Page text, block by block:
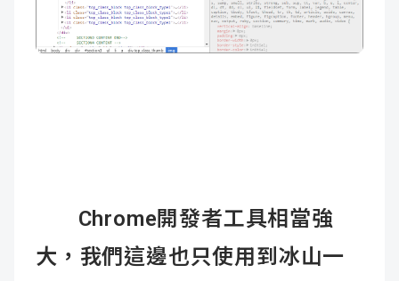
Chrome開發者工具相當強
大，我們這邊也只使用到冰山一